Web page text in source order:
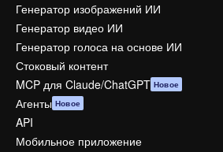
Генератор изображений ИИ
Генератор видео ИИ
Генератор голоса на основе ИИ
Стоковый контент
MCP для Claude/ChatGPT Новое
Агенты Новое
API
Мобильное приложение